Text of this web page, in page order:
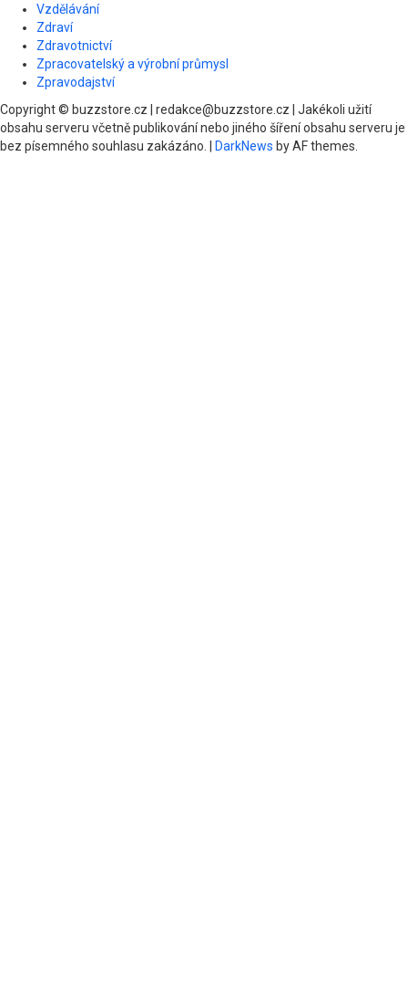
Vzdělávání
Zdraví
Zdravotnictví
Zpracovatelský a výrobní průmysl
Zpravodajství
Copyright © buzzstore.cz | redakce@buzzstore.cz | Jakékoli užití
obsahu serveru včetně publikování nebo jiného šíření obsahu serveru je
bez písemného souhlasu zakázáno.
DarkNews by AF themes.